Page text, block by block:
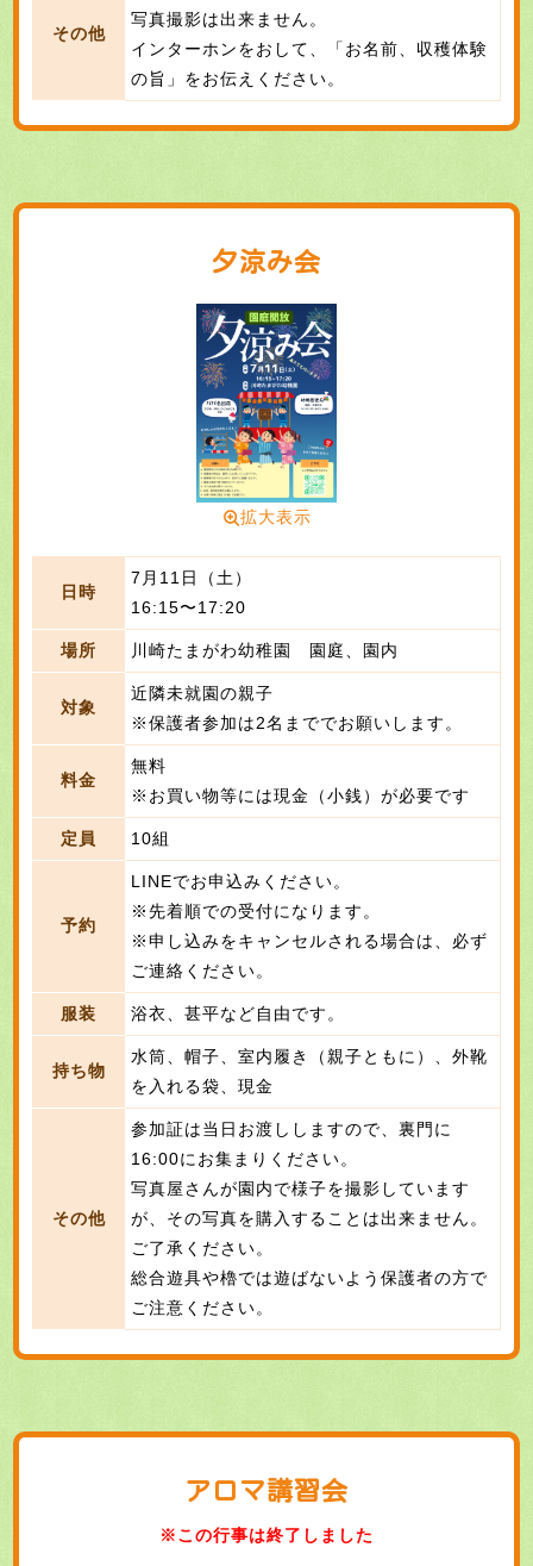
その他
写真撮影は出来ません。
インターホンをおして、「お名前、収穫体験
の旨」をお伝えください。
夕涼み会
日時
7月11日（土）
16:15〜17:20
場所 川崎たまがわ幼稚園 園庭、園内
対象
近隣未就園の親子
※保護者参加は2名まででお願いします。
料金
無料
※お買い物等には現金（小銭）が必要です
定員 10組
予約
LINEでお申込みください。
※先着順での受付になります。
※申し込みをキャンセルされる場合は、必ず
ご連絡ください。
服装 浴衣、甚平など自由です。
持ち物
水筒、帽子、室内履き（親子ともに）、外靴
を入れる袋、現金
その他
参加証は当日お渡ししますので、裏門に
16:00にお集まりください。
写真屋さんが園内で様子を撮影しています
が、その写真を購入することは出来ません。
ご了承ください。
総合遊具や櫓では遊ばないよう保護者の方で
ご注意ください。
拡大表示
アロマ講習会
※この行事は終了しました